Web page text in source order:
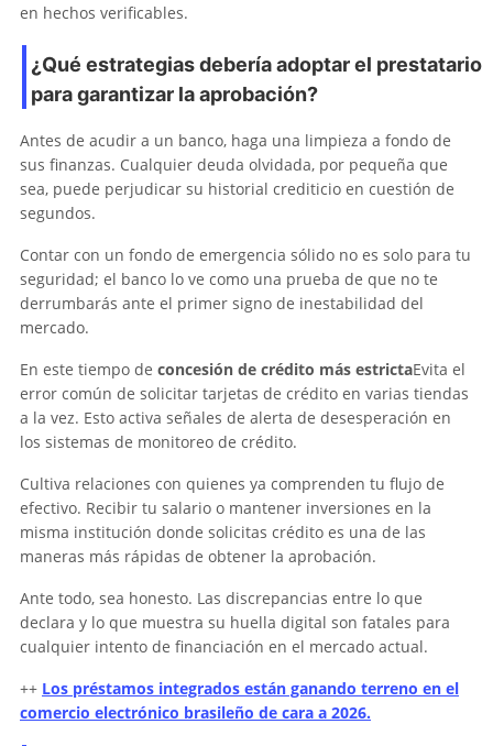
en hechos verificables.
¿Qué estrategias debería adoptar el prestatario
para garantizar la aprobación?
Antes de acudir a un banco, haga una limpieza a fondo de
sus finanzas. Cualquier deuda olvidada, por pequeña que
sea, puede perjudicar su historial crediticio en cuestión de
segundos.
Contar con un fondo de emergencia sólido no es solo para tu
seguridad; el banco lo ve como una prueba de que no te
derrumbarás ante el primer signo de inestabilidad del
mercado.
En este tiempo de concesión de crédito más estrictaEvita el
error común de solicitar tarjetas de crédito en varias tiendas
a la vez. Esto activa señales de alerta de desesperación en
los sistemas de monitoreo de crédito.
Cultiva relaciones con quienes ya comprenden tu flujo de
efectivo. Recibir tu salario o mantener inversiones en la
misma institución donde solicitas crédito es una de las
maneras más rápidas de obtener la aprobación.
Ante todo, sea honesto. Las discrepancias entre lo que
declara y lo que muestra su huella digital son fatales para
cualquier intento de financiación en el mercado actual.
++ Los préstamos integrados están ganando terreno en el
comercio electrónico brasileño de cara a 2026.